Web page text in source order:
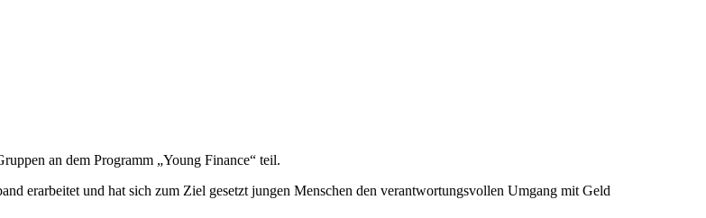
an dem Programm „Young Finance“ teil.
erarbeitet und hat sich zum Ziel gesetzt jungen Menschen den verantwortungsvollen Umgang mit Geld